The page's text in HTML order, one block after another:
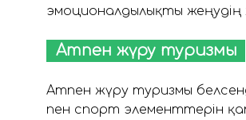
эмоционалдылықты жеңудің
Атпен жүру туризмы
Атпен жүру туризмы
пен спорт элементтерін